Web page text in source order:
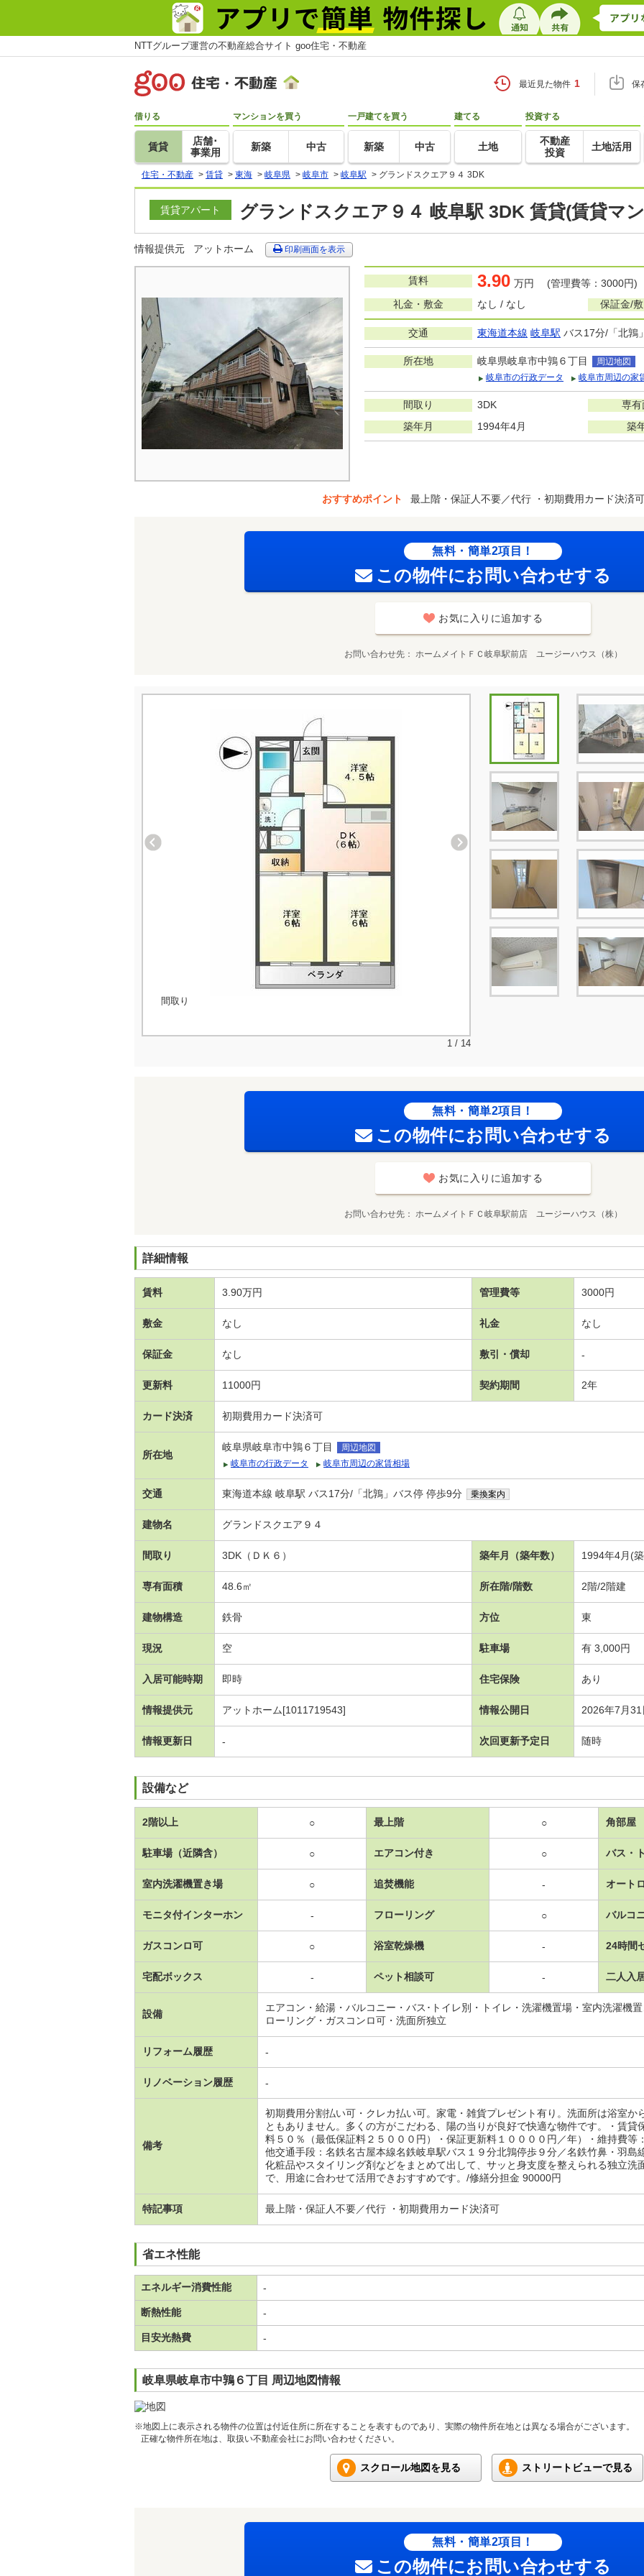
NTTグループ運営の不動産総合サイト goo住宅・不動産
最近見た物件 1 保
借りる
賃貸
店舗･
事業用
マンションを買う
新築 中古
一戸建てを買う
新築 中古
建てる
土地
投資する
不動産
投資
土地活用
住宅・不動産 > 賃貸 > 東海 > 岐阜県 > 岐阜市 > 岐阜駅 > グランドスクエア９４ 3DK
賃貸アパート グランドスクエア９４ 岐阜駅 3DK 賃貸(賃貸マ
情報提供元 アットホーム 印刷画面を表示
賃料 3.90 万円 (管理費等：3000円)
礼金・敷金
なし / なし 保証金/
交通 東海道本線 岐阜駅 バス17分/「北鶉
所在地 岐阜県岐阜市中鶉６丁目
周辺地図
岐阜市の行政データ
岐阜市周辺の家
間取り 3DK 専有
築年月 1994年4月 築
おすすめポイント 最上階・保証人不要／代行 ・初期費用カード決済可
無料・簡単2項目！
この物件にお問い合わせする
お気に入りに追加する
お問い合わせ先 ホームメイトＦＣ岐阜駅前店 ユージーハウス（株）
間取り
1 / 14
無料・簡単2項目！
この物件にお問い合わせする
お気に入りに追加する
お問い合わせ先 ホームメイトＦＣ岐阜駅前店 ユージーハウス（株）
詳細情報
賃料 3.90万円 管理費等 3000円
敷金 なし 礼金 なし
保証金 なし 敷引・償却 -
更新料 11000円 契約期間 2年
カード決済 初期費用カード決済可
所在地
岐阜県岐阜市中鶉６丁目
周辺地図
岐阜市の行政データ
岐阜市周辺の家賃相場
交通 東海道本線 岐阜駅 バス17分/「北鶉」バス停 停歩9分 乗換案内
建物名 グランドスクエア９４
間取り 3DK（ＤＫ６） 築年月（築年数） 1994年4月(
専有面積 48.6㎡ 所在階/階数 2階/2階建
建物構造 鉄骨 方位 東
現況 空 駐車場 有 3,000円
入居可能時期 即時 住宅保険 あり
情報提供元 アットホーム[1011719543] 情報公開日 2026年7月31
情報更新日 - 次回更新予定日 随時
設備など
2階以上 ○ 最上階 ○ 角部屋
駐車場（近隣含） ○ エアコン付き ○ バス・
室内洗濯機置き場 ○ 追焚機能 - オート
モニタ付インターホン - フローリング ○ バルコ
ガスコンロ可 ○ 浴室乾燥機 - 24時間
宅配ボックス - ペット相談可 - 二人入
設備
エアコン・給湯・バルコニー・バス･トイレ別・トイレ・洗濯機置場・室内洗濯機
ローリング・ガスコンロ可・洗面所独立
リフォーム履歴 -
リノベーション履歴 -
備考
初期費用分割払い可・クレカ払い可。家電・雑貨プレゼント有り。洗面所は浴室か
ともありません。多くの方がこだわる、陽の当りが良好で快適な物件です。・賃
料５０％（最低保証料２５０００円）・保証更新料１００００円／年）・維持費等
他交通手段：名鉄名古屋本線名鉄岐阜駅バス１９分北鶉停歩９分／名鉄竹鼻・羽島
化粧品やスタイリング剤などをまとめて出して、サッと身支度を整えられる独立洗
で、用途に合わせて活用できおすすめです。/修繕分担金 90000円
特記事項 最上階・保証人不要／代行 ・初期費用カード決済可
省エネ性能
エネルギー消費性能 -
断熱性能 -
目安光熱費 -
岐阜県岐阜市中鶉６丁目 周辺地図情報
※地図上に表示される物件の位置は付近住所に所在することを表すものであり、実際の物件所在地とは異なる場合がございます。
正確な物件所在地は、取扱い不動産会社にお問い合わせください。
スクロール地図を見る ストリートビューで見る
無料・簡単2項目！
この物件にお問い合わせする